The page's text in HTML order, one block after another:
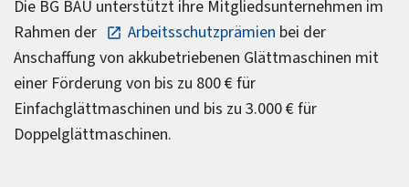
Die BG BAU unterstützt ihre Mitgliedsunternehmen im
Rahmen der
Arbeitsschutzprämien bei der
Anschaffung von akkubetriebenen Glättmaschinen mit
einer Förderung von bis zu 800 € für
Einfachglättmaschinen und bis zu 3.000 € für
Doppelglättmaschinen.